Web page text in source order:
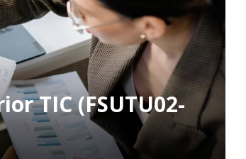
TIC (FSUTU02-